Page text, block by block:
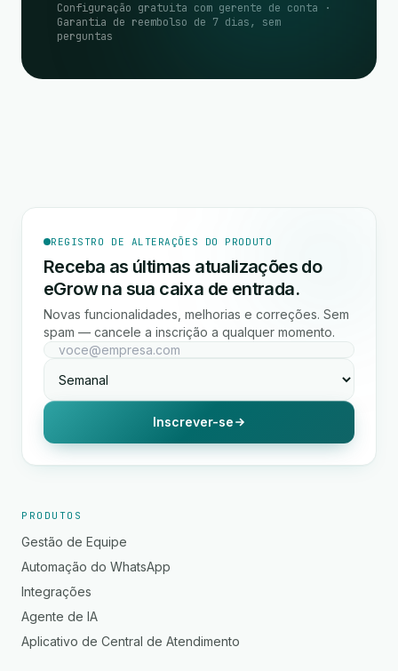
Configuração gratuita com gerente de conta ·
Garantia de reembolso de 7 dias, sem
perguntas
REGISTRO DE ALTERAÇÕES DO PRODUTO
Receba as últimas atualizações do
eGrow na sua caixa de entrada.
Novas funcionalidades, melhorias e correções. Sem
spam — cancele a inscrição a qualquer momento.
Inscrever-se
PRODUTOS
Gestão de Equipe
Automação do WhatsApp
Integrações
Agente de IA
Aplicativo de Central de Atendimento